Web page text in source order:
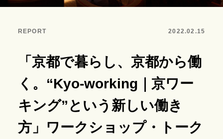
REPORT 2022.02.15
「京都で暮らし、京都から働
く。“Kyo-working｜京ワー
キング”という新しい働き
方」ワークショップ・トーク